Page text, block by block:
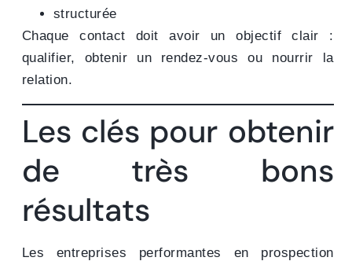
structurée
Chaque contact doit avoir un objectif clair :
qualifier, obtenir un rendez-vous ou nourrir la
relation.
Les clés pour obtenir
de très bons
résultats
Les entreprises performantes en prospection